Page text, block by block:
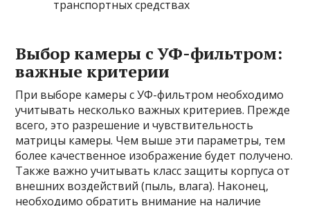
транспортных средствах
Выбор камеры с УФ-фильтром:
важные критерии
При выборе камеры с УФ-фильтром необходимо
учитывать несколько важных критериев. Прежде
всего, это разрешение и чувствительность
матрицы камеры. Чем выше эти параметры, тем
более качественное изображение будет получено.
Также важно учитывать класс защиты корпуса от
внешних воздействий (пыль, влага). Наконец,
необходимо обратить внимание на наличие